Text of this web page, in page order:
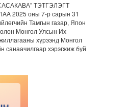
ТЭТГЭЛЭГТ
2025 оны 7-р сарын 31
Тамгын газар, Япон
Монгол Улсын Их
хүрээнд Монгол
санаачилгаар хэрэгжиж буй